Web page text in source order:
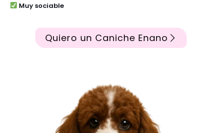
Muy sociable
Quiero un Caniche Enano